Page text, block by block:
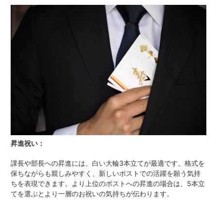
昇進祝い：
課長や部長への昇進には、白い大輪3本立てが最適です。格式を
保ちながらも親しみやすく、新しいポストでの活躍を願う気持
ちを表現できます。より上位のポストへの昇進の場合は、5本立
てを選ぶとより一層のお祝いの気持ちが伝わります。